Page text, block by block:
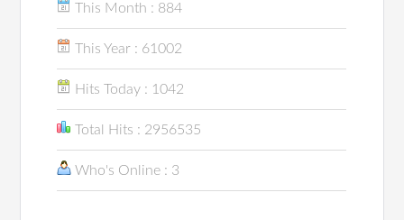
This Month : 884
This Year : 61002
Hits Today : 1042
Total Hits : 2956535
Who's Online : 3